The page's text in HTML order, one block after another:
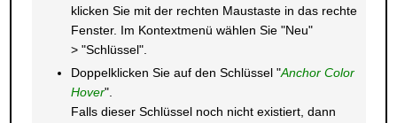
klicken Sie mit der rechten Maustaste in das rechte
Fenster. Im Kontextmenü wählen Sie "Neu"
> "Schlüssel".
Doppelklicken Sie auf den Schlüssel "Anchor Color
Hover".
Falls dieser Schlüssel noch nicht existiert, dann